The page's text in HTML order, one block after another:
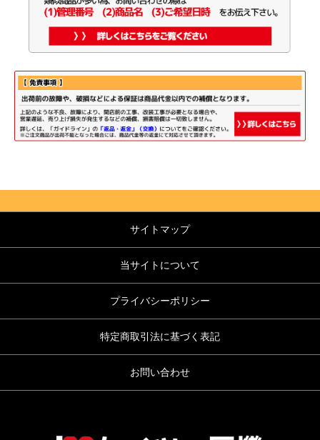
サイトマップ
当サイトについて
プライバシーポリシー
特定商取引法に基づく表記
お問い合わせ